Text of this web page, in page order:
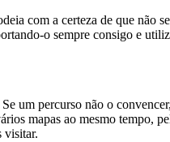
com a certeza de que não
o sempre consigo e
um percurso não o
mapas ao mesmo tempo,
visitar.